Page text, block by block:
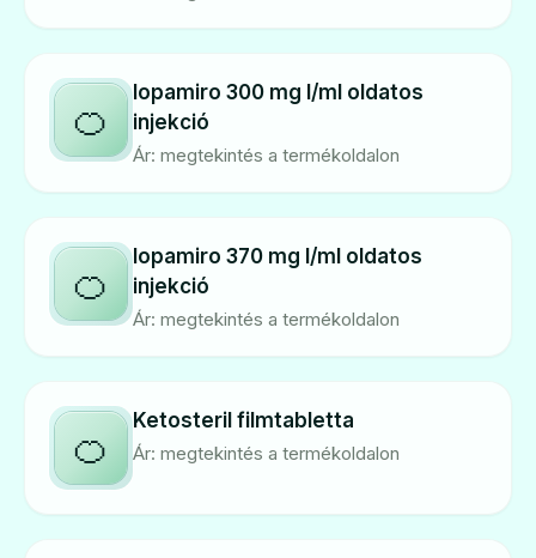
🍊
Iopamiro 300 mg I/ml oldatos
injekció
Ár: megtekintés a termékoldalon
🍊
Iopamiro 370 mg I/ml oldatos
injekció
Ár: megtekintés a termékoldalon
🍊
Ketosteril filmtabletta
Ár: megtekintés a termékoldalon